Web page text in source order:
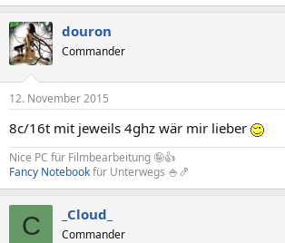
douron
Commander
12. November 2015
8c/16t mit jeweils 4ghz wär mir lieber
Nice PC für Filmbearbeitung 🤪👍
Fancy Notebookfür Unterwegs 🍚🍤
C _Cloud_
Commander